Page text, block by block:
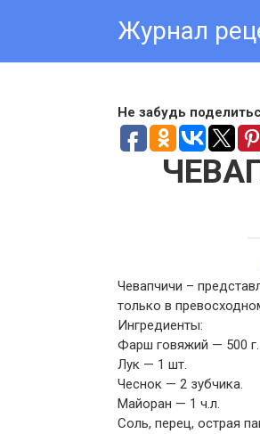
Журнал
Не забудь
Чевапчичи –
только в
Ингредиенты:
Фарш говяжий — 500 г.
Лук — 1 шт.
Чеснок — 2 зубчика.
Майоран — 1 ч.л.
Соль, перец, острая